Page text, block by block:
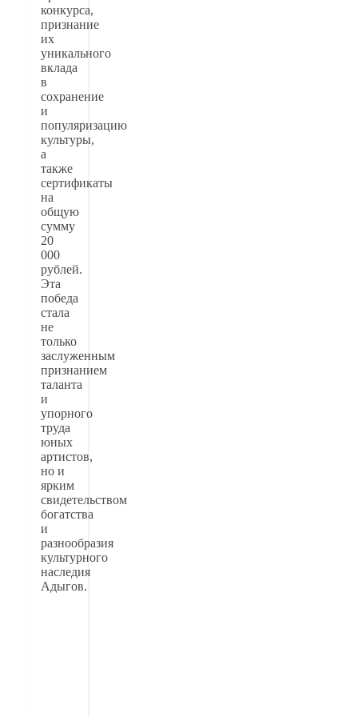
конкурса,
признание
их
уникального
вклада
в
сохранение
и
популяризацию
культуры,
а
также
сертификаты
на
общую
сумму
20
000
рублей.
Эта
победа
стала
не
только
заслуженным
признанием
таланта
и
упорного
труда
юных
артистов,
но и
ярким
свидетельством
богатства
и
разнообразия
культурного
наследия
Адыгов.